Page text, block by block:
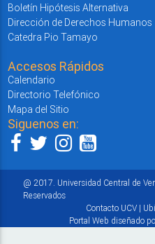
Boletín Hipótesis Alternativa
Dirección de Derechos Humanos
Catedra Pio Tamayo
Accesos Rápidos
Calendario
Directorio Telefónico
Mapa del Sitio
Siguenos en:
@ 2017. Universidad Central de
Reservados
Contacto UCV|
Portal Web diseñado